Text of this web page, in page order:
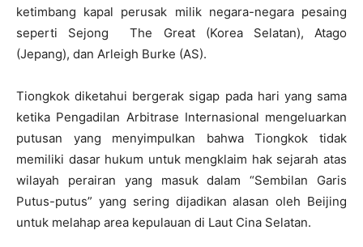
ketimbang kapal perusak milik negara-negara pesaing
seperti Sejong The Great (Korea Selatan), Atago
(Jepang), dan Arleigh Burke (AS).
Tiongkok diketahui bergerak sigap pada hari yang sama
ketika Pengadilan Arbitrase Internasional mengeluarkan
putusan yang menyimpulkan bahwa Tiongkok tidak
memiliki dasar hukum untuk mengklaim hak sejarah atas
wilayah perairan yang masuk dalam “Sembilan Garis
Putus-putus” yang sering dijadikan alasan oleh Beijing
untuk melahap area kepulauan di Laut Cina Selatan.